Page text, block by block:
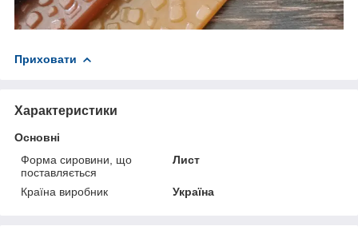
Приховати
Характеристики
Основні
Форма сировини, що
поставляється
Лист
Країна виробник Україна